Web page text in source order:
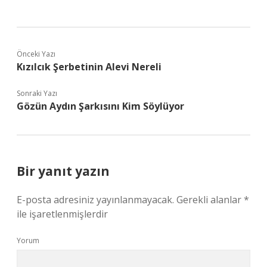
Önceki Yazı
Kızılcık Şerbetinin Alevi Nereli
Sonraki Yazı
Gözün Aydın Şarkısını Kim Söylüyor
Bir yanıt yazın
E-posta adresiniz yayınlanmayacak. Gerekli alanlar*
ile işaretlenmişlerdir
Yorum